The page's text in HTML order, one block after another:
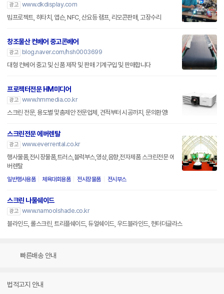
광고 www.dkdisplay.com
빔프로젝트, 히타치, 앱슨, NFC, 산요등 램프, 리모콘판매, 고장수리
창조물산 컨베어 중고콘베어
광고
blog.naver.com/hsh0003699
대형 컨베어 중고 및 신품 제작 및 판매 기계구입 및 판매합니다
프로젝터전문 HM미디어
광고 www.hmmedia.co.kr
스크린 전문, 용도별 맞춤제안 전문업체, 견적부터 시공까지, 문의환영!
스크린전문 에버렌탈
광고 www.everrental.co.kr
행사물품,전시장물품,트러스,블럭부스,영상,음향,전자제품 스크린전문 에
버렌탈
일반행사용품 체육대회용품 전시장물품 전시부스
스크린 나물쉐이드
광고 www.namoolshade.co.kr
블라인드, 롤스크린, 트리플쉐이드, 듀얼쉐이드, 우드블라인드, 헌터더글라스
빠른배송 안내
법적고지 안내